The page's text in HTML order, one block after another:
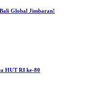
Global Jimbaran!
HUT RI ke-80